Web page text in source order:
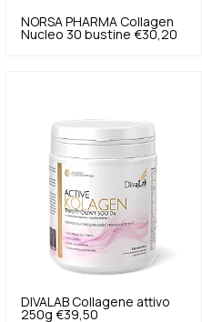
NORSA PHARMA Collagen
Nucleo 30 bustine €30,20
DIVALAB Collagene attivo
250g €39,50